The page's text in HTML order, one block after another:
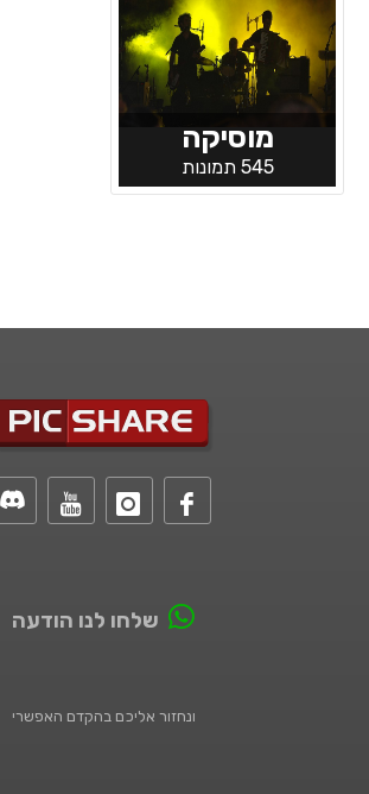
מוסיקה
545 תמונות
שלחו לנו הודעה
ונחזור אליכם בהקדם האפשרי